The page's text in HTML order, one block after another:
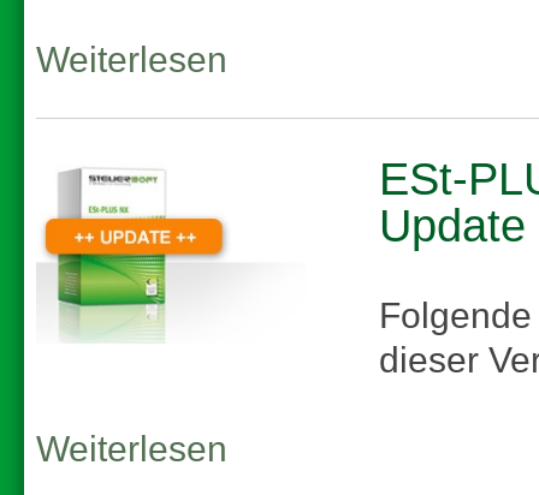
Weiterlesen
ESt-
dieser
Weiterlesen